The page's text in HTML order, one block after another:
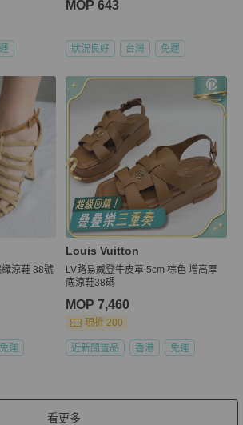
MOP 643
狀況良好 台灣 免運
涼鞋 38號
免運
Louis Vuitton
LV路易威登牛皮革 5cm 棕色 增高厚
底涼鞋38碼
MOP 7,460
現折 200
近新閒置品 香港 免運
看更多